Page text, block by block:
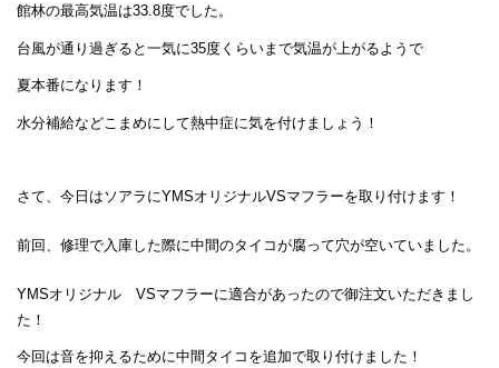
館林の最高気温は33.8度でした。
台風が通り過ぎると一気に35度くらいまで気温が上がるようで
夏本番になります！
水分補給などこまめにして熱中症に気を付けましょう！
さて、今日はソアラにYMSオリジナルVSマフラーを取り付けます！
前回、修理で入庫した際に中間のタイコが腐って穴が空いていました。
YMSオリジナル VSマフラーに適合があったので御注文いただきまし
た！
今回は音を抑えるために中間タイコを追加で取り付けました！